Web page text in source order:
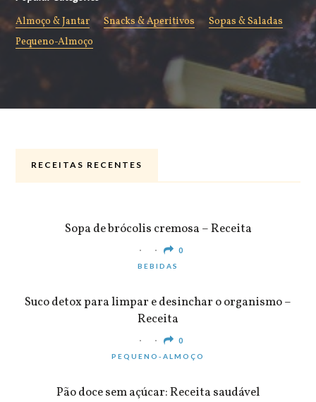
Almoço & Jantar Snacks & Aperitivos
Sopas & Saladas
Pequeno-Almoço
RECEITAS RECENTES
Sopa de brócolis cremosa – Receita
0
BEBIDAS
Suco detox para limpar e desinchar o organismo –
Receita
0
PEQUENO-ALMOÇO
Pão doce sem açúcar: Receita saudável